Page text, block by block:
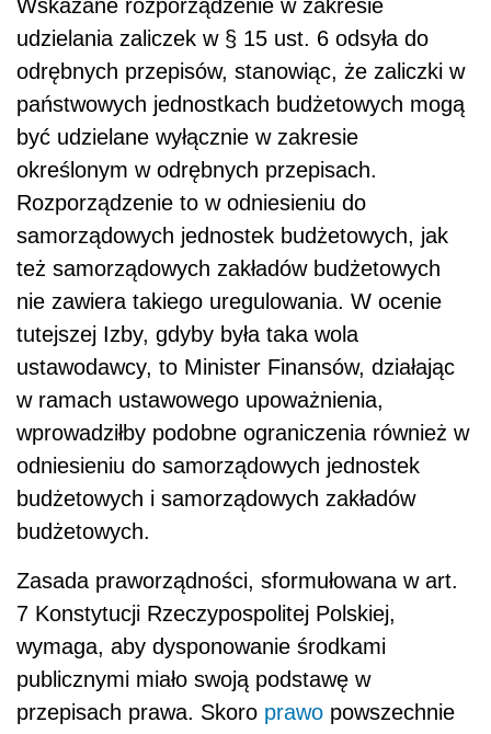
Wskazane rozporządzenie w zakresie
udzielania zaliczek w § 15 ust. 6 odsyła do
odrębnych przepisów, stanowiąc, że zaliczki w
państwowych jednostkach budżetowych mogą
być udzielane wyłącznie w zakresie
określonym w odrębnych przepisach.
Rozporządzenie to w odniesieniu do
samorządowych jednostek budżetowych, jak
też samorządowych zakładów budżetowych
nie zawiera takiego uregulowania. W ocenie
tutejszej Izby, gdyby była taka wola
ustawodawcy, to Minister Finansów, działając
w ramach ustawowego upoważnienia,
wprowadziłby podobne ograniczenia również w
odniesieniu do samorządowych jednostek
budżetowych i samorządowych zakładów
budżetowych.
Zasada praworządności, sformułowana w art.
7 Konstytucji Rzeczypospolitej Polskiej,
wymaga, aby dysponowanie środkami
publicznymi miało swoją podstawę w
przepisach prawa. Skoro prawo powszechnie